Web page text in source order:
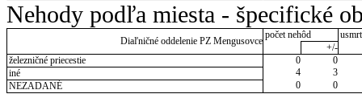
Nehody podľa miesta - špecifické
Diaľničné oddelenie PZ Mengusovce
počet nehôd
+/-
železničné priecestie
0
0
iné
4
3
NEZADANÉ
0 0